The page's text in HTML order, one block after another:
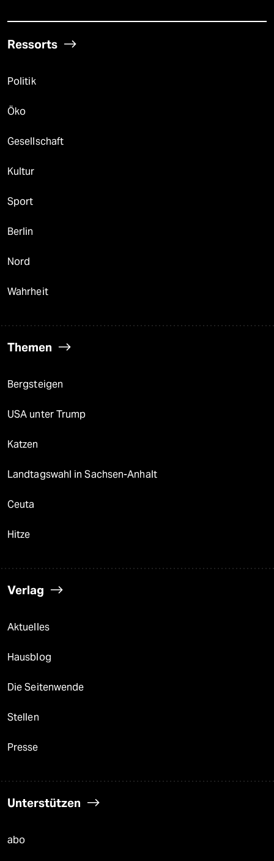
Ressorts
Politik
Öko
Gesellschaft
Kultur
Sport
Berlin
Nord
Wahrheit
Themen
Bergsteigen
USA unter Trump
Katzen
Landtagswahl in Sachsen-Anhalt
Ceuta
Hitze
Verlag
Aktuelles
Hausblog
Die Seitenwende
Stellen
Presse
Unterstützen
abo